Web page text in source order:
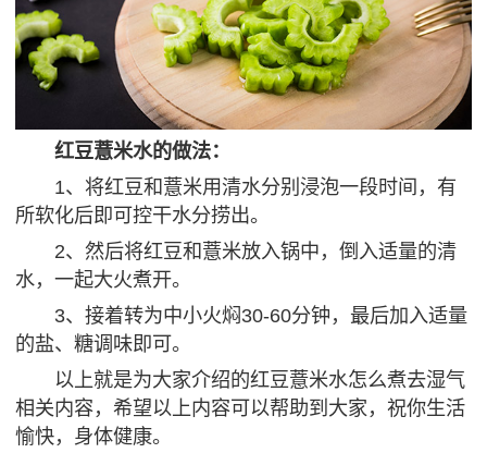
红豆薏米水的做法：
1、将红豆和薏米用清水分别浸泡一段时间，有
所软化后即可控干水分捞出。
2、然后将红豆和薏米放入锅中，倒入适量的清
水，一起大火煮开。
3、接着转为中小火焖30-60分钟，最后加入适量
的盐、糖调味即可。
以上就是为大家介绍的红豆薏米水怎么煮去湿气
相关内容，希望以上内容可以帮助到大家，祝你生活
愉快，身体健康。